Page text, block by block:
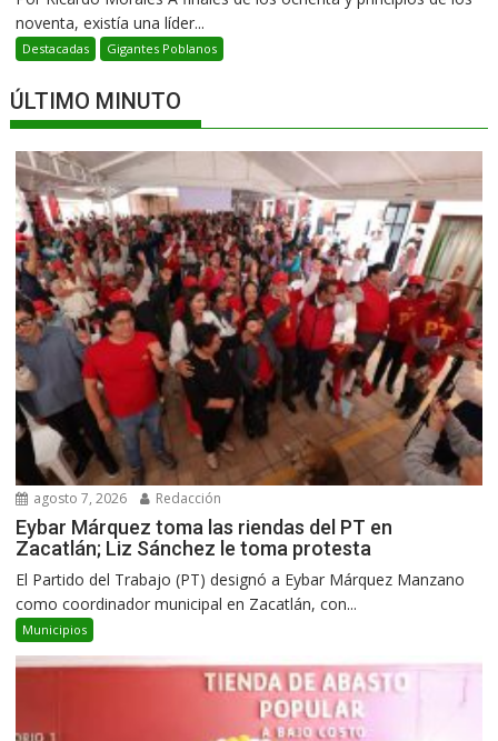
noventa, existía una líder...
Destacadas Gigantes Poblanos
ÚLTIMO MINUTO
agosto 7, 2026 Redacción
Eybar Márquez toma las riendas del PT en
Zacatlán; Liz Sánchez le toma protesta
El Partido del Trabajo (PT) designó a Eybar Márquez Manzano
como coordinador municipal en Zacatlán, con...
Municipios